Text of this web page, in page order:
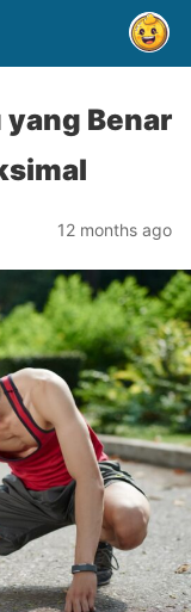
yang Benar
12 months ago